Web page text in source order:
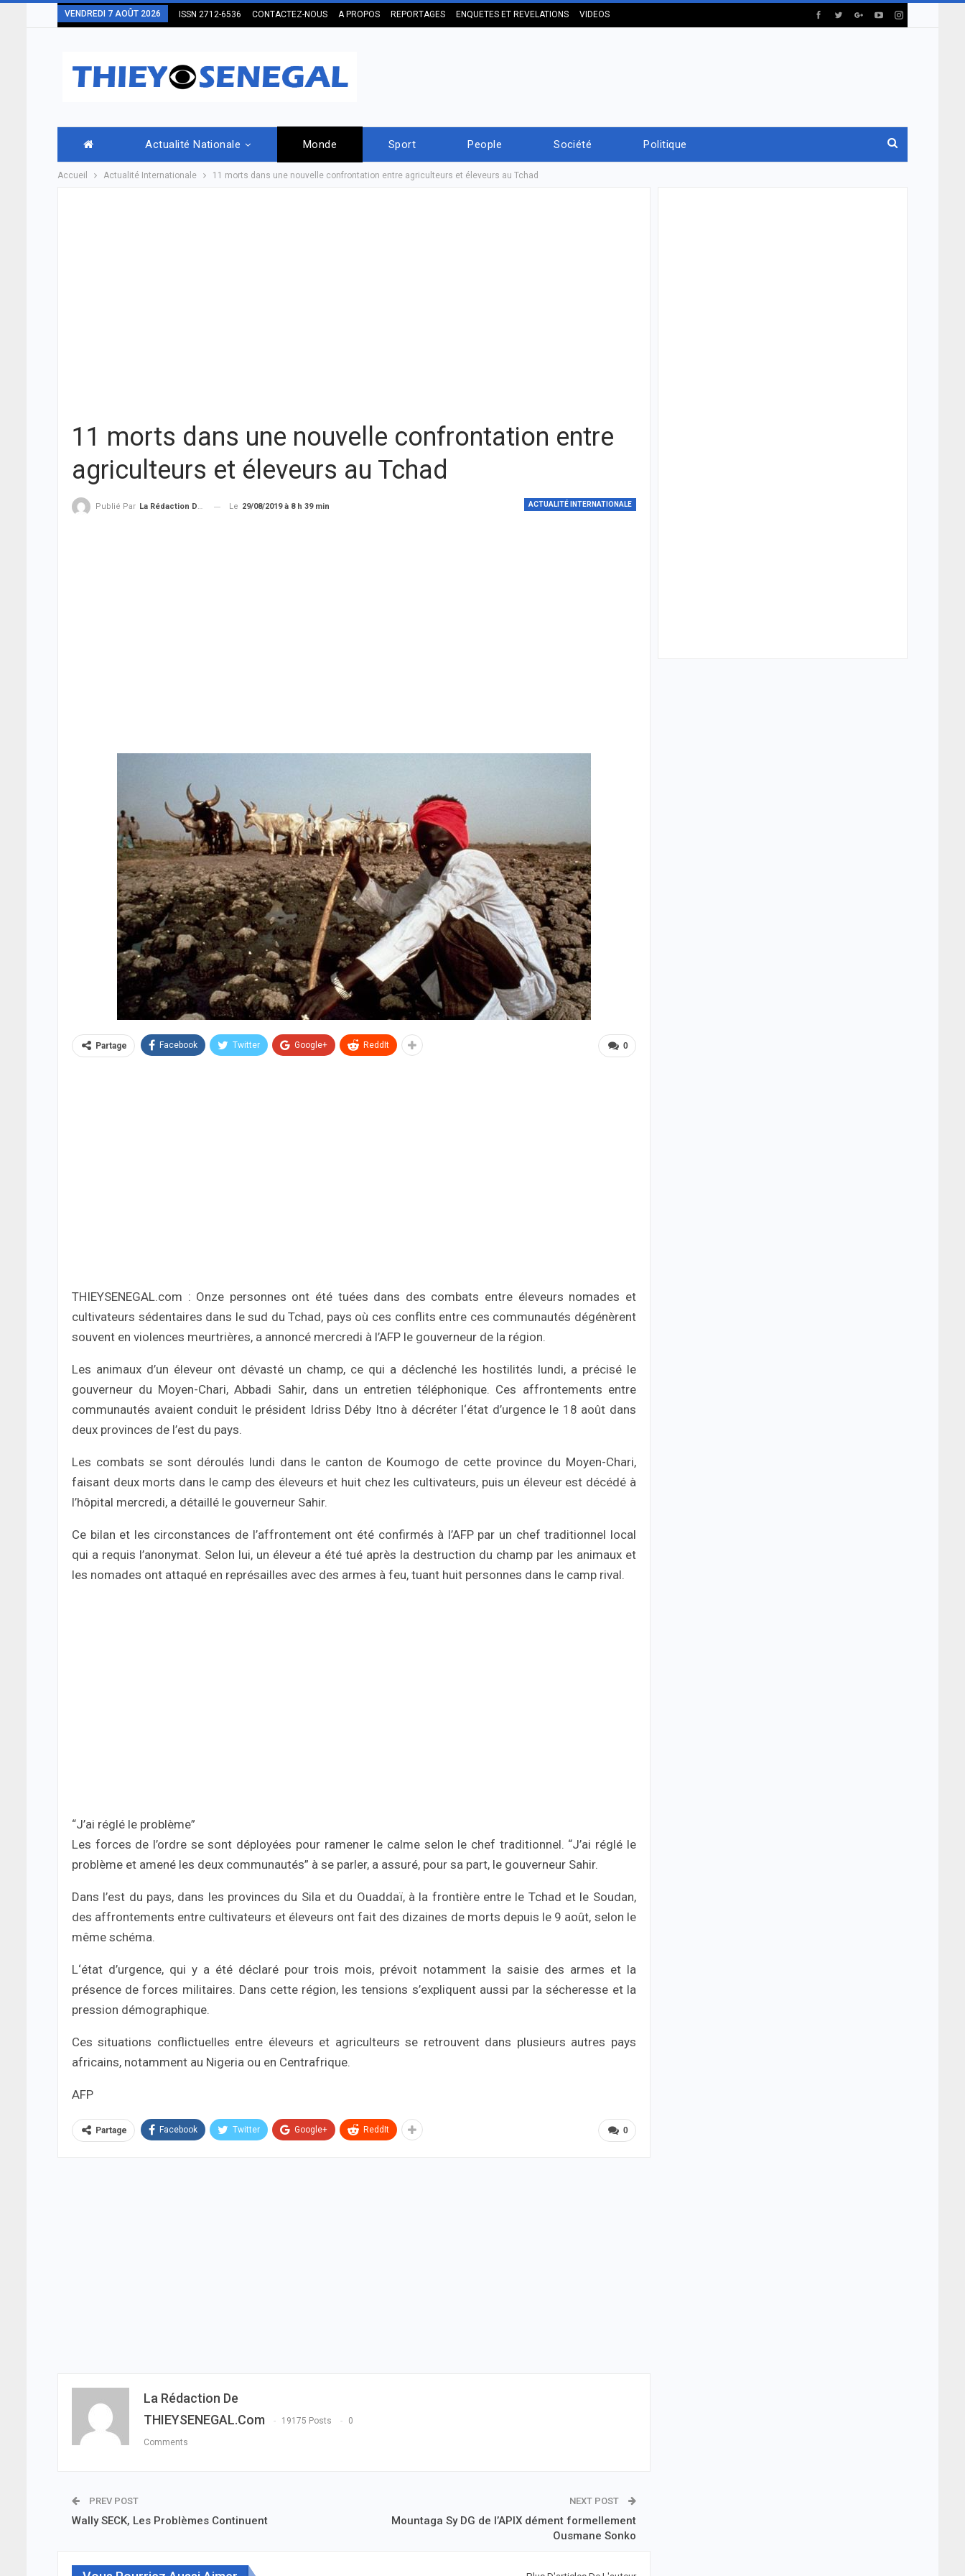
VENDREDI 7 AOÛT 2026 ISSN 2712-6536 CONTACTEZ-NOUS A PROPOS REPORTAGES ENQUETES ET REVELATIONS VIDEOS
Actualité Nationale Monde Sport People Société Politique
Accueil Actualité Internationale 11 morts dans une nouvelle confrontation entre agriculteurs et éleveurs au Tchad
11 morts dans une nouvelle confrontation entre
agriculteurs et éleveurs au Tchad
ACTUALITÉ INTERNATIONALE
Publié Par La Rédaction De THIEYSENEGAL.com Le 29/08/2019 à 8 h 39 min
0
Partage Facebook Twitter Google+ ReddIt
THIEYSENEGAL.com : Onze personnes ont été tuées dans des combats entre éleveurs nomades et
cultivateurs sédentaires dans le sud du Tchad, pays où ces conflits entre ces communautés dégénèrent
souvent en violences meurtrières, a annoncé mercredi à l’AFP le gouverneur de la région.
Les animaux d’un éleveur ont dévasté un champ, ce qui a déclenché les hostilités lundi, a précisé le
gouverneur du Moyen-Chari, Abbadi Sahir, dans un entretien téléphonique. Ces affrontements entre
communautés avaient conduit le président Idriss Déby Itno à décréter l‘état d’urgence le 18 août dans
deux provinces de l’est du pays.
Les combats se sont déroulés lundi dans le canton de Koumogo de cette province du Moyen-Chari,
faisant deux morts dans le camp des éleveurs et huit chez les cultivateurs, puis un éleveur est décédé à
l’hôpital mercredi, a détaillé le gouverneur Sahir.
Ce bilan et les circonstances de l’affrontement ont été confirmés à l’AFP par un chef traditionnel local
qui a requis l’anonymat. Selon lui, un éleveur a été tué après la destruction du champ par les animaux et
les nomades ont attaqué en représailles avec des armes à feu, tuant huit personnes dans le camp rival.
“J’ai réglé le problème”
Les forces de l’ordre se sont déployées pour ramener le calme selon le chef traditionnel. “J’ai réglé le
problème et amené les deux communautés” à se parler, a assuré, pour sa part, le gouverneur Sahir.
Dans l’est du pays, dans les provinces du Sila et du Ouaddaï, à la frontière entre le Tchad et le Soudan,
des affrontements entre cultivateurs et éleveurs ont fait des dizaines de morts depuis le 9 août, selon le
même schéma.
L‘état d’urgence, qui y a été déclaré pour trois mois, prévoit notamment la saisie des armes et la
présence de forces militaires. Dans cette région, les tensions s’expliquent aussi par la sécheresse et la
pression démographique.
Ces situations conflictuelles entre éleveurs et agriculteurs se retrouvent dans plusieurs autres pays
africains, notamment au Nigeria ou en Centrafrique.
AFP
0
Partage Facebook Twitter Google+ ReddIt
La Rédaction De
THIEYSENEGAL.com
19175 Posts 0
Comments
PREV POST
Wally SECK, Les Problèmes Continuent
NEXT POST
Mountaga Sy DG de l’APIX dément formellement
Ousmane Sonko